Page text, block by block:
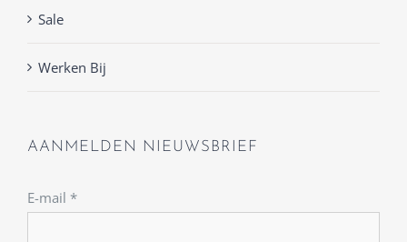
Sale
Werken Bij
AANMELDEN NIEUWSBRIEF
E-mail *